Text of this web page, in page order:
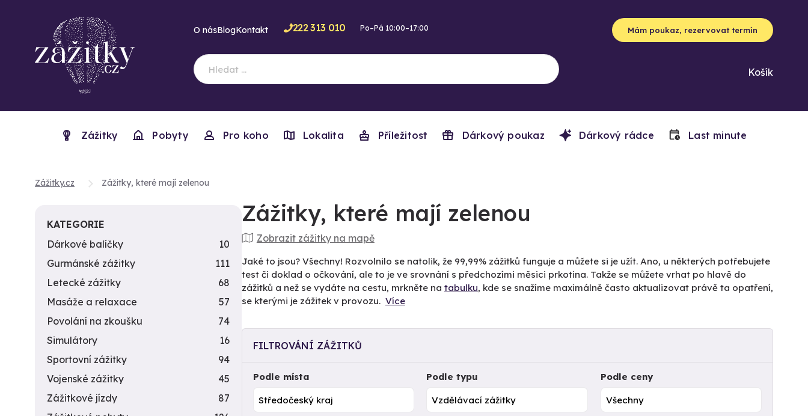
O násBlogKontakt 222 313 010 Po–Pá 10:00–17:00 Mám poukaz, rezervovat termín
Košík
Zážitky Pobyty Pro koho Lokalita Příležitost Dárkový poukaz Dárkový rádce Last minute
Zážitky.cz Zážitky, které mají zelenou
Zážitky, které mají zelenou
Zobrazit zážitky na mapě
Jaké to jsou? Všechny! Rozvolnilo se natolik, že 99,99% zážitků funguje a můžete si je užít. Ano, u některých potřebujete
test či doklad o očkování, ale to je ve srovnání s předchozími měsici prkotina. Takže se můžete vrhat po hlavě do
zážitků a než se vydáte na cestu, mrkněte na tabulku, kde se snažíme maximálně často aktualizovat právě ta opatření,
se kterými je zážitek v provozu. Více
FILTROVÁNÍ ZÁŽITKŮ
Podle místa Podle typu Podle ceny
KATEGORIE
Dárkové balíčky
10
Gurmánské zážitky
111
Letecké zážitky
68
Masáže a relaxace
57
Povolání na zkoušku
74
Simulátory
16
Sportovní zážitky
94
Vojenské zážitky
45
Zážitkové jízdy
87